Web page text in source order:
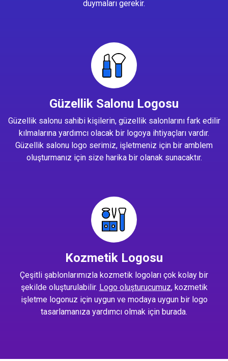
duymaları gerekir.
Güzellik Salonu Logosu
Güzellik salonu sahibi kişilerin, güzellik salonlarını fark edilir
kılmalarına yardımcı olacak bir logoya ihtiyaçları vardır.
Güzellik salonu logo serimiz, işletmeniz için bir amblem
oluşturmanız için size harika bir olanak sunacaktır.
Kozmetik Logosu
Çeşitli şablonlarımızla kozmetik logoları çok kolay bir
şekilde oluşturulabilir. Logo oluşturucumuz, kozmetik
işletme logonuz için uygun ve modaya uygun bir logo
tasarlamanıza yardımcı olmak için burada.